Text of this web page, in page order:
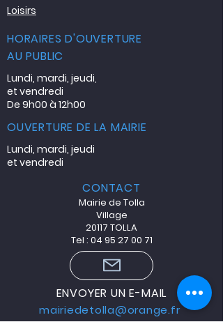
Loisirs
HORAIRES D'OUVERTURE
AU PUBLIC
Lundi, mardi, jeudi
et vendredi
De 9h00 à 12h00
OUVERTURE DE LA MAIRIE
Lundi, mardi, jeudi
et vendredi
CONTACT
Mairie de Tolla
Village
20117 TOLLA
Tel : 04 95 27 00 71
ENVOYER UN E-MAIL
mairiedetolla@orange.fr